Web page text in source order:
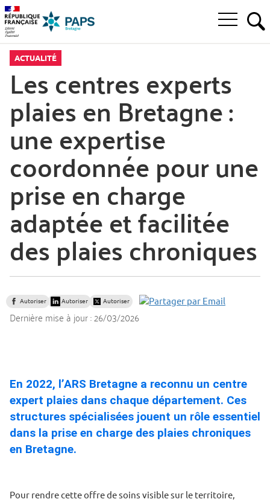
Aller
la
Aller
au
menu
Aller
au
contenu
Ouvrir
ACTUALITÉ
Les centres experts
plaies en Bretagne :
une expertise
coordonnée pour une
prise en charge
adaptée et facilitée
des plaies chroniques
Autoriser Autoriser Autoriser
Dernière mise à jour :26/03/2026
En 2022, l’ARS Bretagne a reconnu un centre
expert plaies dans chaque département. Ces
structures spécialisées jouent un rôle essentiel
dans la prise en charge des plaies chroniques
en Bretagne.
Pour rendre cette offre de soins visible sur le territoire,